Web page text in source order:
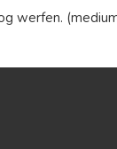
werfen.